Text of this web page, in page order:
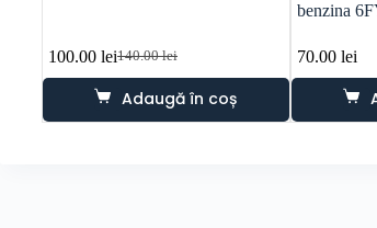
140.00lei
Prețul
inițial
fost:
100.00 leiPrețul
curent
este:
100.00 lei.
Adaugă în coș
benzina
70.00 lei